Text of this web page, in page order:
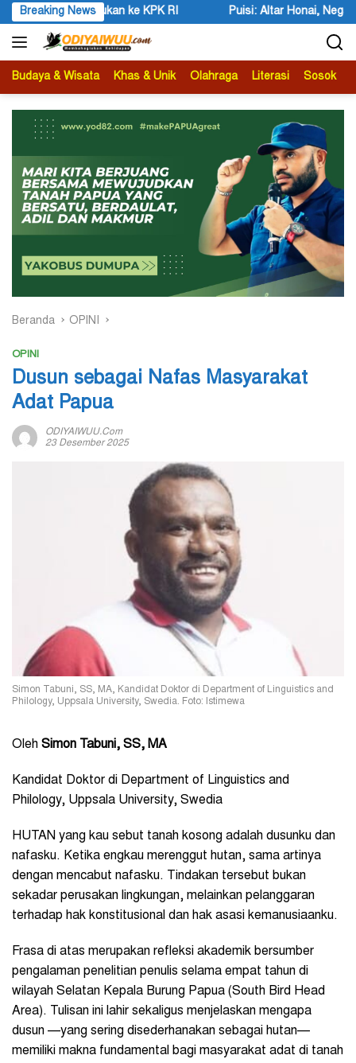
Langsung
ke
konten
Breaking News
KPK RI Puisi: Altar Honai, Negara Suci, dan Utusan
Budaya & Wisata Khas & Unik Olahraga Literasi Sosok
Beranda OPINI
OPINI
Dusun sebagai Nafas Masyarakat
Adat Papua
ODIYAIWUU.com
23 Desember 2025
Simon Tabuni, SS, MA, Kandidat Doktor di Department of Linguistics and
Philology, Uppsala University, Swedia. Foto: Istimewa
Oleh Simon Tabuni, SS, MA
Kandidat Doktor di Department of Linguistics and
Philology, Uppsala University, Swedia
HUTAN yang kau sebut tanah kosong adalah dusunku dan
nafasku. Ketika engkau merenggut hutan, sama artinya
dengan mencabut nafasku. Tindakan tersebut bukan
sekadar perusakan lingkungan, melainkan pelanggaran
terhadap hak konstitusional dan hak asasi kemanusiaanku.
Frasa di atas merupakan refleksi akademik bersumber
pengalaman penelitian penulis selama empat tahun di
wilayah Selatan Kepala Burung Papua (South Bird Head
Area). Tulisan ini lahir sekaligus menjelaskan mengapa
dusun —yang sering disederhanakan sebagai hutan—
memiliki makna fundamental bagi masyarakat adat di tanah